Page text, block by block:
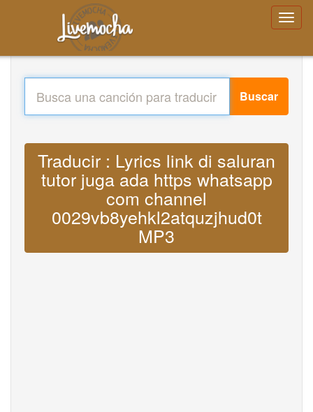
Buscar
Traducir : Lyrics link di saluran
tutor juga ada https whatsapp
com channel
0029vb8yehkl2atquzjhud0t
MP3